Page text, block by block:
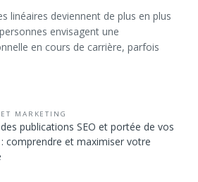
linéaires deviennent de plus en plus
envisagent une
en cours de carrière, parfois
MARKETING
publications SEO et portée de vos
comprendre et maximiser votre